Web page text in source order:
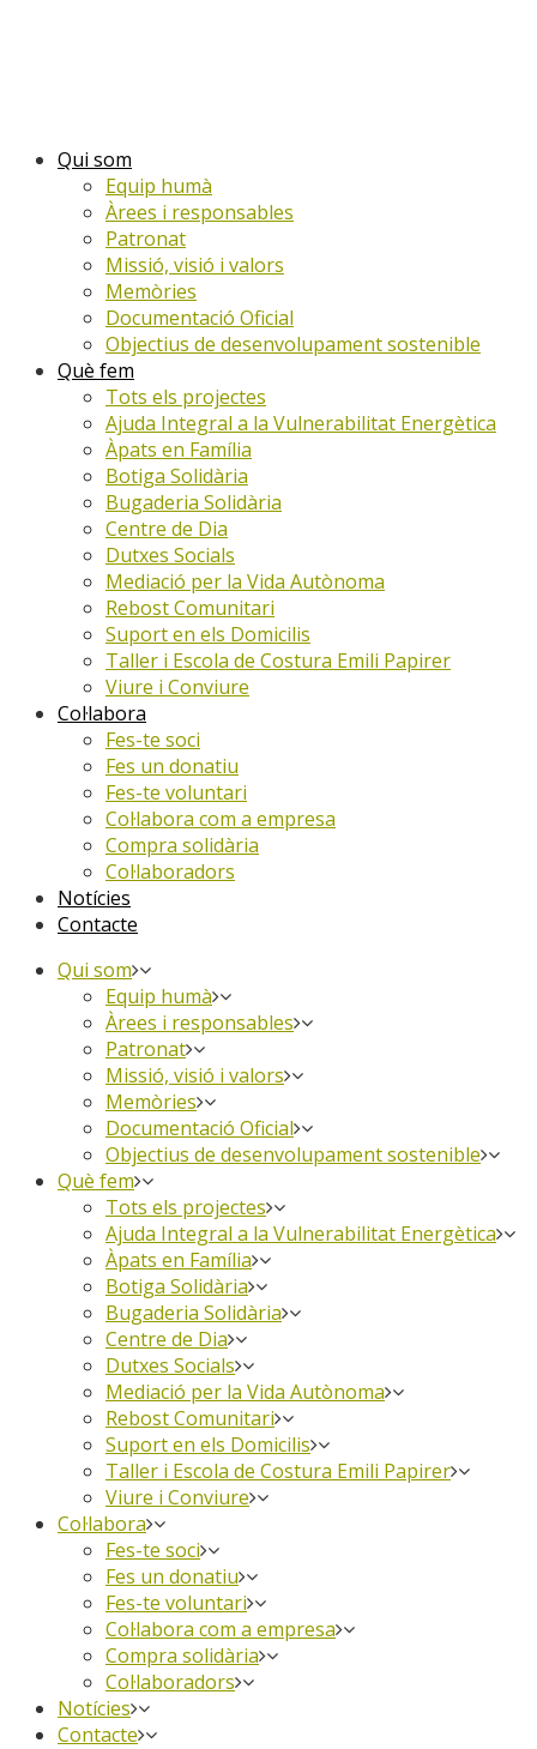
Qui som
Equip humà
Àrees i responsables
Patronat
Missió, visió i valors
Memòries
Documentació Oficial
Objectius de desenvolupament sostenible
Què fem
Tots els projectes
Ajuda Integral a la Vulnerabilitat Energètica
Àpats en Família
Botiga Solidària
Bugaderia Solidària
Centre de Dia
Dutxes Socials
Mediació per la Vida Autònoma
Rebost Comunitari
Suport en els Domicilis
Taller i Escola de Costura Emili Papirer
Viure i Conviure
Col·labora
Fes-te soci
Fes un donatiu
Fes-te voluntari
Col·labora com a empresa
Compra solidària
Col·laboradors
Notícies
Contacte
Qui som
Equip humà
Àrees i responsables
Patronat
Missió, visió i valors
Memòries
Documentació Oficial
Objectius de desenvolupament sostenible
Què fem
Tots els projectes
Ajuda Integral a la Vulnerabilitat Energètica
Àpats en Família
Botiga Solidària
Bugaderia Solidària
Centre de Dia
Dutxes Socials
Mediació per la Vida Autònoma
Rebost Comunitari
Suport en els Domicilis
Taller i Escola de Costura Emili Papirer
Viure i Conviure
Col·labora
Fes-te soci
Fes un donatiu
Fes-te voluntari
Col·labora com a empresa
Compra solidària
Col·laboradors
Notícies
Contacte